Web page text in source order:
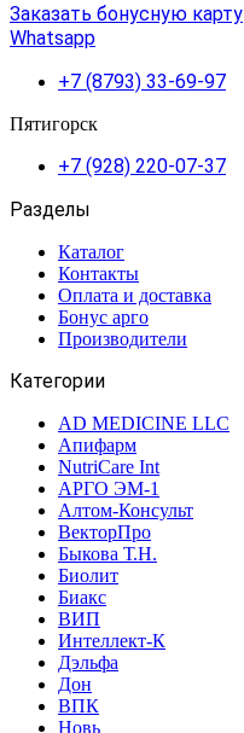
Заказать бонусную карту
Whatsapp
+7 (8793) 33-69-97
Пятигорск
+7 (928) 220-07-37
Разделы
Каталог
Контакты
Оплата и доставка
Бонус арго
Производители
Категории
AD MEDICINE LLC
Апифарм
NutriCare Int
АРГО ЭМ-1
Алтом-Консульт
ВекторПро
Быкова Т.Н.
Биолит
Биакс
ВИП
Интеллект-К
Дэльфа
Дон
ВПК
Новь